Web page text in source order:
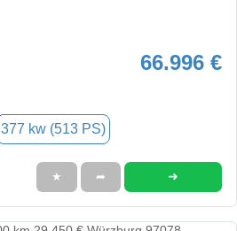
66.996 €
377 kw (513 PS)
★ ➦ ➜